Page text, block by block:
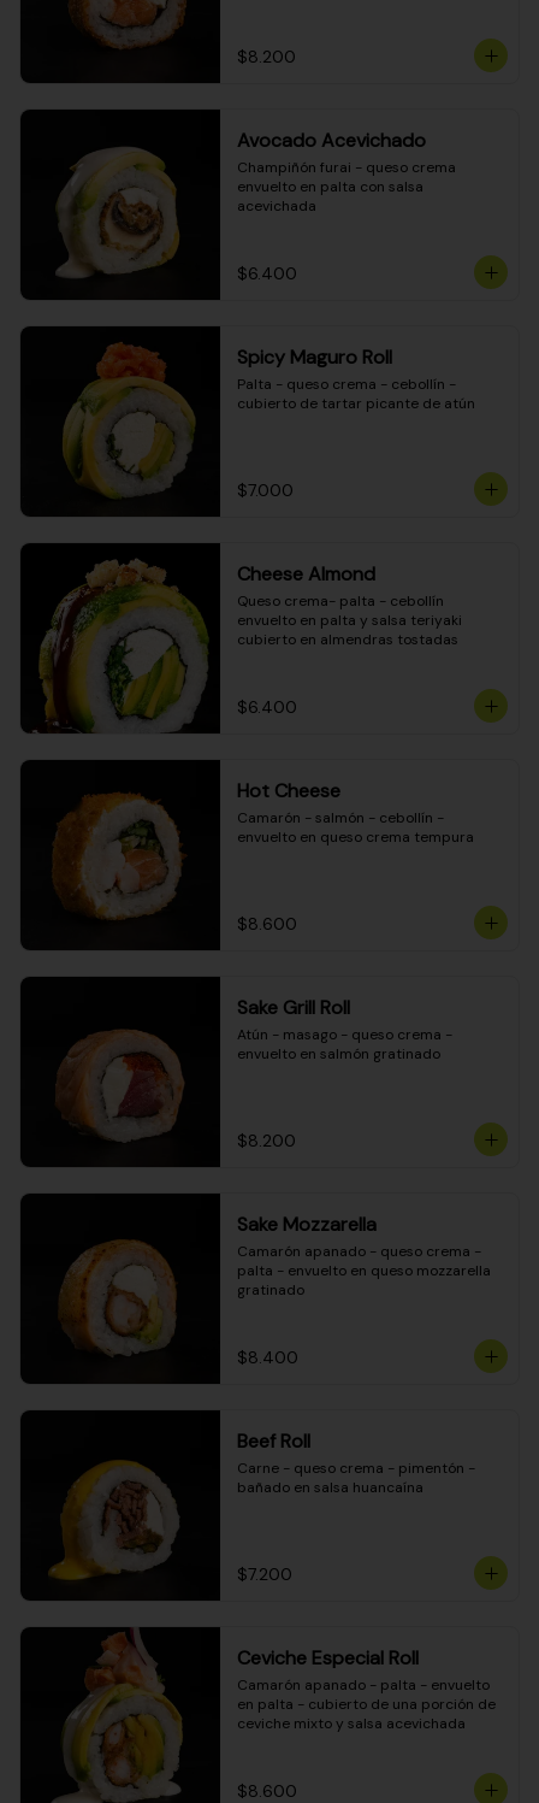
$8.200
Avocado Acevichado
Champiñón furai - queso crema
envuelto en palta con salsa
acevichada
$6.400
Spicy Maguro Roll
Palta - queso crema - cebollín -
cubierto de tartar picante de atún
$7.000
Cheese Almond
Queso crema- palta - cebollín
envuelto en palta y salsa teriyaki
cubierto en almendras tostadas
$6.400
Hot Cheese
Camarón - salmón - cebollín -
envuelto en queso crema tempura
$8.600
Sake Grill Roll
Atún - masago - queso crema -
envuelto en salmón gratinado
$8.200
Sake Mozzarella
Camarón apanado - queso crema -
palta - envuelto en queso mozzarella
gratinado
$8.400
Beef Roll
Carne - queso crema - pimentón -
bañado en salsa huancaína
$7.200
Ceviche Especial Roll
Camarón apanado - palta - envuelto
en palta - cubierto de una porción de
ceviche mixto y salsa acevichada
$8.600